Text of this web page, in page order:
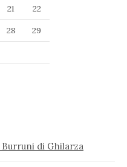
21
22
28
29
di Ghilarza